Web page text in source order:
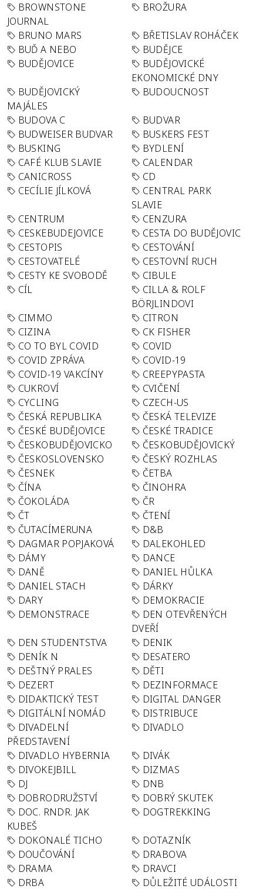
BROWNSTONE
JOURNAL
BROŽURA
BRUNO MARS
BŘETISLAV ROHÁČEK
BUĎ A NEBO
BUDĚJCE
BUDĚJOVICE
BUDĚJOVICKÉ
EKONOMICKÉ DNY
BUDĚJOVICKÝ
MAJÁLES
BUDOUCNOST
BUDOVA C
BUDVAR
BUDWEISER BUDVAR
BUSKERS FEST
BUSKING
BYDLENÍ
CAFÉ KLUB SLAVIE
CALENDAR
CANICROSS
CD
CECÍLIE JÍLKOVÁ
CENTRAL PARK
SLAVIE
CENTRUM
CENZURA
CESKEBUDEJOVICE
CESTA DO BUDĚJOVIC
CESTOPIS
CESTOVÁNÍ
CESTOVATELÉ
CESTOVNÍ RUCH
CESTY KE SVOBODĚ
CIBULE
CÍL
CILLA & ROLF
BÖRJLINDOVI
CIMMO
CITRON
CIZINA
CK FISHER
CO TO BYL COVID
COVID
COVID ZPRÁVA
COVID-19
COVID-19 VAKCÍNY
CREEPYPASTA
CUKROVÍ
CVIČENÍ
CYCLING
CZECH-US
ČESKÁ REPUBLIKA
ČESKÁ TELEVIZE
ČESKÉ BUDĚJOVICE
ČESKÉ TRADICE
ČESKOBUDĚJOVICKO
ČESKOBUDĚJOVICKÝ
ČESKOSLOVENSKO
ČESKÝ ROZHLAS
ČESNEK
ČETBA
ČÍNA
ČINOHRA
ČOKOLÁDA
ČR
ČT
ČTENÍ
ČUTACÍMERUNA
D&B
DAGMAR POPJAKOVÁ
DALEKOHLED
DÁMY
DANCE
DANĚ
DANIEL HŮLKA
DANIEL STACH
DÁRKY
DARY
DEMOKRACIE
DEMONSTRACE
DEN OTEVŘENÝCH
DVEŘÍ
DEN STUDENTSTVA
DENIK
DENÍK N
DESATERO
DEŠTNÝ PRALES
DĚTI
DEZERT
DEZINFORMACE
DIDAKTICKÝ TEST
DIGITAL DANGER
DIGITÁLNÍ NOMÁD
DISTRIBUCE
DIVADELNÍ
PŘEDSTAVENÍ
DIVADLO
DIVADLO HYBERNIA
DIVÁK
DIVOKEJBILL
DIZMAS
DJ
DNB
DOBRODRUŽSTVÍ
DOBRÝ SKUTEK
DOC. RNDR. JAK
KUBEŠ
DOGTREKKING
DOKONALÉ TICHO
DOTAZNÍK
DOUČOVÁNÍ
DRABOVA
DRAMA
DRAVCI
DRBA
DŮLEŽITÉ UDÁLOSTI